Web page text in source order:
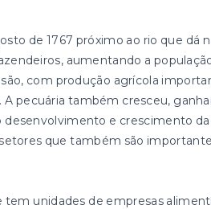
de 1767 próximo ao rio que dá
aumentando a
com produção agrícola
pecuária também cresceu,
e crescimento
que também são
tem unidades de empresas